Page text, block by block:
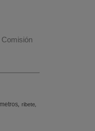
ribete